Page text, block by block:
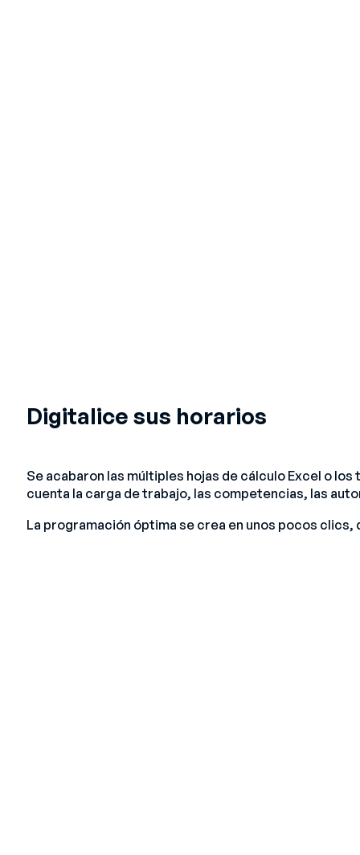
Digitalice sus horarios
Se acabaron las múltiples hojas de cálculo Excel o
cuenta la carga de trabajo, las competencias, las
La programación óptima se crea en unos pocos